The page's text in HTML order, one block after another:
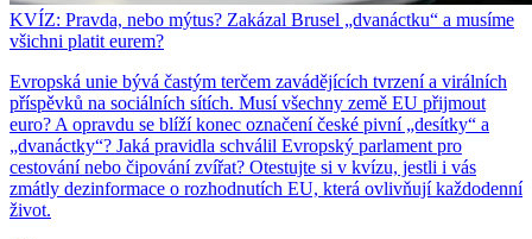
KVÍZ: Pravda, nebo mýtus? Zakázal Brusel „dvanáctku“ a musíme
všichni platit eurem?
Evropská unie bývá častým terčem zavádějících tvrzení a virálních
příspěvků na sociálních sítích. Musí všechny země EU přijmout
euro? A opravdu se blíží konec označení české pivní „desítky“ a
„dvanáctky“? Jaká pravidla schválil Evropský parlament pro
cestování nebo čipování zvířat? Otestujte si v kvízu, jestli i vás
zmátly dezinformace o rozhodnutích EU, která ovlivňují každodenní
život.